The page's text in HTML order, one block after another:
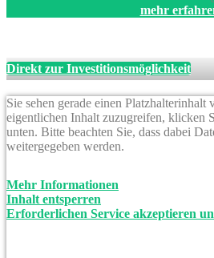
mehr
Direkt zur Investitionsmöglichkeit
Sie sehen gerade einen Platzhalterinhalt
eigentlichen Inhalt zuzugreifen, klicken
unten. Bitte beachten Sie, dass dabei
weitergegeben werden.
Mehr Informationen
Inhalt entsperren
Erforderlichen Service akzeptieren